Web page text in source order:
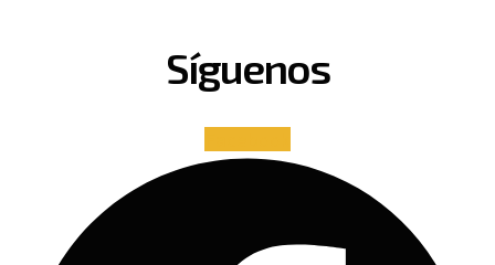
Síguenos